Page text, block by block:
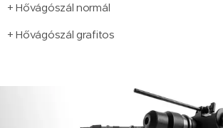
+ Hővágószál normál
+ Hővágószál grafitos